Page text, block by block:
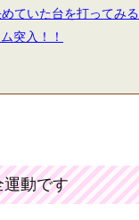
ていた台を打ってみる
突入！！
運動です